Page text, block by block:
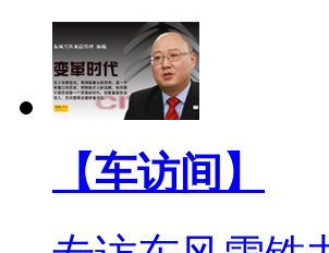
【车访间】